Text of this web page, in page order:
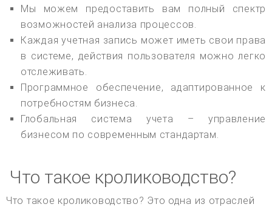
Мы можем предоставить вам полный спектр
возможностей анализа процессов.
Каждая учетная запись может иметь свои права
в системе, действия пользователя можно легко
отслеживать.
Программное обеспечение, адаптированное к
потребностям бизнеса.
Глобальная система учета – управление
бизнесом по современным стандартам.
Что такое кролиководство?
Что такое кролиководство? Это одна из отраслей